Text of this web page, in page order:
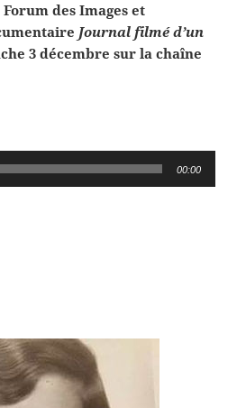
des Images et
Journal filmé d’un
3 décembre sur la chaîne
00:00